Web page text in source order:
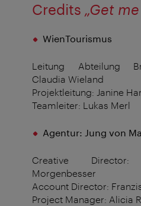
Credits „Get
WienTourismus
Leitung Abteilung
Claudia Wieland
Projektleitung: Janine
Teamleiter: Lukas Merl
Agentur: Jung von
Creative
Morgenbesser
Account Director:
Project Manager: Alicia